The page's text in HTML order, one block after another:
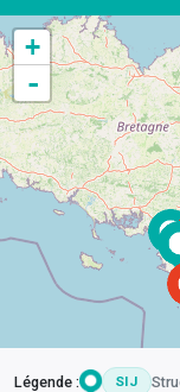
+
-
Légende : SIJ